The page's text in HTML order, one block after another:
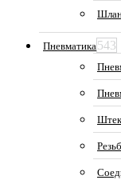
Пневматика543